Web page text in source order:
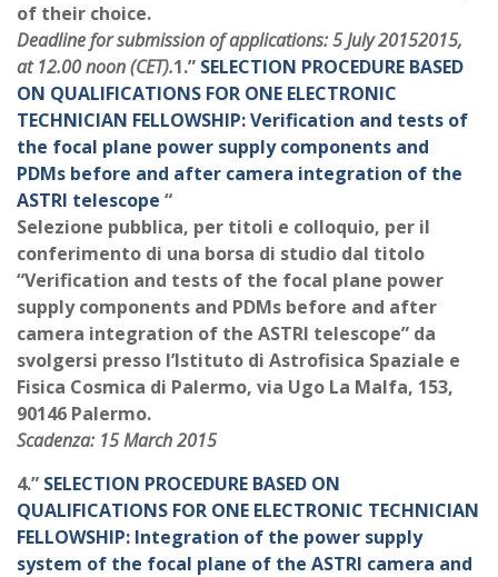
of their choice.
Deadline for submission of applications: 5 July 20152015,
at 12.00 noon (CET).1.” SELECTION PROCEDURE BASED
ON QUALIFICATIONS FOR ONE ELECTRONIC
TECHNICIAN FELLOWSHIP: Verification and tests of
the focal plane power supply components and
PDMs before and after camera integration of the
ASTRI telescope “
Selezione pubblica, per titoli e colloquio, per il
conferimento di una borsa di studio dal titolo
“Verification and tests of the focal plane power
supply components and PDMs before and after
camera integration of the ASTRI telescope” da
svolgersi presso l’Istituto di Astrofisica Spaziale e
Fisica Cosmica di Palermo, via Ugo La Malfa, 153,
90146 Palermo.
Scadenza: 15 March 2015
4.” SELECTION PROCEDURE BASED ON
QUALIFICATIONS FOR ONE ELECTRONIC TECHNICIAN
FELLOWSHIP: Integration of the power supply
system of the focal plane of the ASTRI camera and